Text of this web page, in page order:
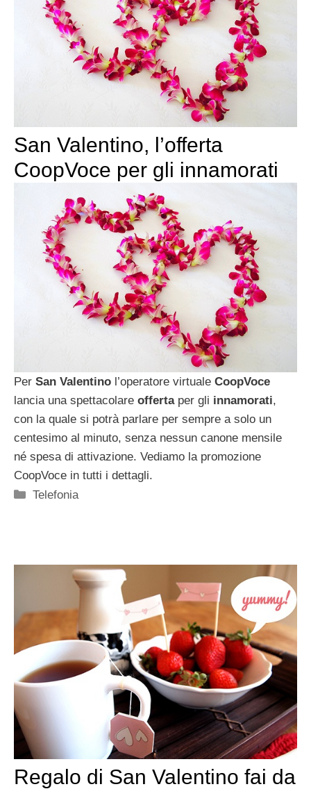
San Valentino, l’offerta
CoopVoce per gli innamorati
Per San Valentino l’operatore virtuale CoopVoce
lancia una spettacolare offertaper gli innamorati,
con la quale si potrà parlare per sempre a solo un
centesimo al minuto, senza nessun canone mensile
né spesa di attivazione. Vediamo la promozione
CoopVoce in tutti i dettagli.
Categorie
Telefonia
Regalo di San Valentino fai da